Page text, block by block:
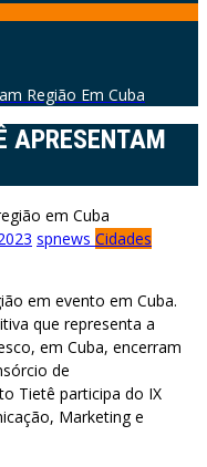
Região Em Cuba
APRESENTAM
spnews Cidades
em evento em Cuba.
que representa a
em Cuba, encerram
de
Tietê participa do IX
Marketing e